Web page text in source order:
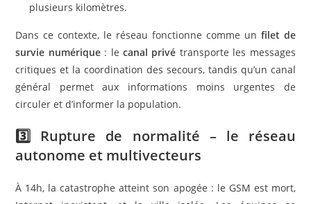
plusieurs kilomètres.
Dans ce contexte, le réseau fonctionne comme un filet de
survie numérique: lecanal privé transporte les messages
critiques et la coordination des secours, tandis qu’un canal
général permet aux informations moins urgentes de
circuler et d’informer la population.
3️⃣ Rupture de normalité – le réseau
autonome et multivecteurs
À 14h, la catastrophe atteint son apogée : le GSM est mort,